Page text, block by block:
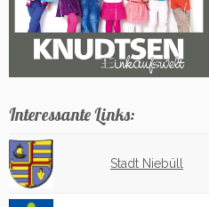
Interessante Links:
Stadt Niebüll